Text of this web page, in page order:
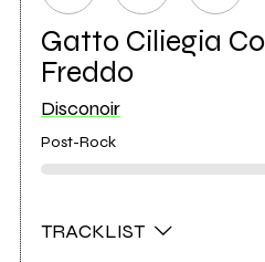
Gatto Ciliegia
Freddo
Disconoir
Post-Rock
TRACKLIST